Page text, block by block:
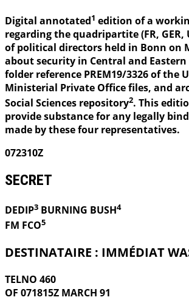
Digital annotated1 edition of a
regarding the quadripartite (FR, GER,
of political directors held in Bonn on
about security in Central and
folder reference PREM19/3326 of the
Ministerial Private Office files, and
Social Sciences repository2. This
provide substance for any legally
made by these four representatives.
072310Z
SECRET
DEDIP3 BURNING BUSH4
FM FCO5
DESTINATAIRE : IMMÉDIAT
TELNO 460
OF 071815Z MARCH 91